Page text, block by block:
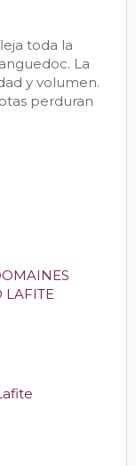
toda la
La
y volumen.
perduran
LAFITE